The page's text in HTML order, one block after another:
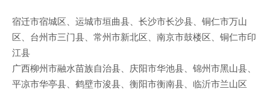
宿迁市宿城区、运城市垣曲县、长沙市长沙县、铜仁市万山
区、台州市三门县、常州市新北区、南京市鼓楼区、铜仁市印
江县
广西柳州市融水苗族自治县、庆阳市华池县、锦州市黑山县、
平凉市华亭县、鹤壁市浚县、衡阳市衡南县、临沂市兰山区